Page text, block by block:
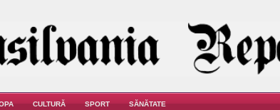
CULTURĂ SPORT SĂNĂTATE